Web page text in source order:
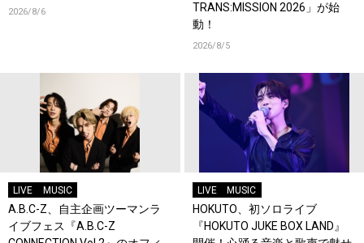
2026/8/6
TRANS:MISSION 2026」が始
動！
2026/8/5
LIVE MUSIC
A.B.C-Z、自主企画ツーマンラ
イブフェス『A.B.C-Z
LIVE MUSIC
HOKUTO、初ソロライブ
『HOKUTO JUKE BOX LAND』